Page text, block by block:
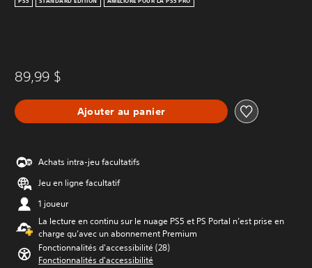
89,99 $
Ajouter au panier
Achats intra-jeu facultatifs
Jeu en ligne facultatif
1 joueur
La lecture en continu sur le nuage PS5 et PS Portal n’est prise en
charge qu’avec un abonnement Premium
Fonctionnalités d'accessibilité (28)
Fonctionnalités d'accessibilité